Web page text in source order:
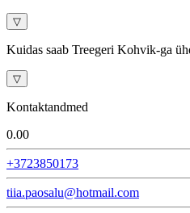
▽
Kuidas saab Treegeri Kohvik-ga
▽
Kontaktandmed
0.00
+3723850173
tiia.paosalu@hotmail.com